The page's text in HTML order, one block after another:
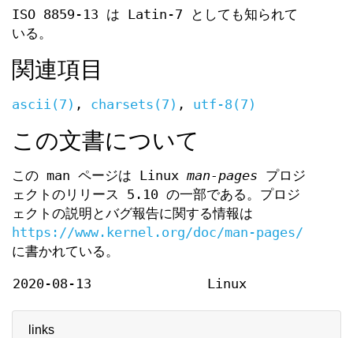
links
ISO 8859-13 は Latin-7 としても知られて
いる。
関連項目
ascii(7) , charsets(7) , utf-8(7)
この文書について
この man ページは Linux man-pages プロジ
ェクトのリリース 5.10 の一部である。プロジ
ェクトの説明とバグ報告に関する情報は
https://www.kernel.org/doc/man-pages/
に書かれている。
2020-08-13 Linux